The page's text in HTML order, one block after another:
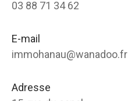
03 88 71 34 62
E-mail
immohanau@wanadoo.fr
Adresse